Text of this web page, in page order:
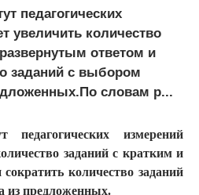
педагогических
увеличить количество
ответом и
заданий с выбором
словам р...
педагогических измерений
заданий с кратким и
количество заданий
из предложенных.